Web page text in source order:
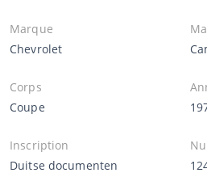
Marque
Chevrolet
Corps
Coupe
Inscription
Duitse documenten